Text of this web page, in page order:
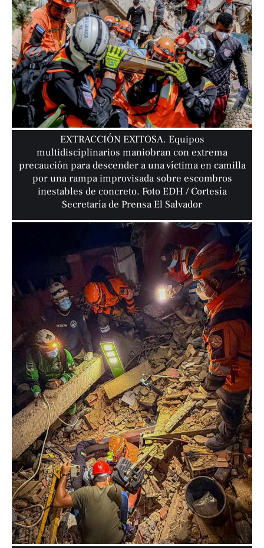
EXTRACCIÓN EXITOSA. Equipos
multidisciplinarios maniobran con extrema
precaución para descender a una víctima en camilla
por una rampa improvisada sobre escombros
inestables de concreto. Foto EDH / Cortesía
Secretaría de Prensa El Salvador